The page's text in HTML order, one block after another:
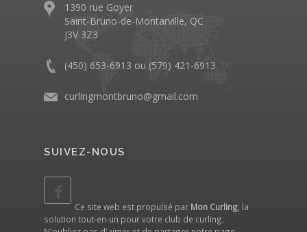
1390 rue Goyer
Saint-Bruno-de-Montarville, QC
J3V 3Z3
(450) 653-6913 ou (579) 421-6913
curlingmontbruno@gmail.com
SUIVEZ-NOUS
Ce site web est propulsé par Mon Curling , la
solution tout-en-un pour votre club de curling.